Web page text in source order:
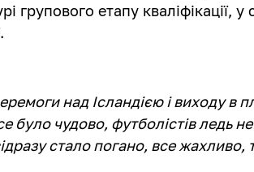
групового етапу кваліфікації, у
над Ісландією і виходу в
було чудово, футболістів ледь
стало погано, все жахливо,